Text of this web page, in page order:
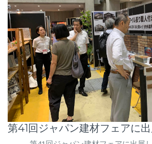
第41回ジャパン建材フェアに